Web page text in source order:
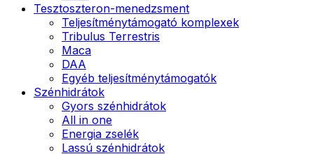
Tesztoszteron-menedzsment
Teljesítménytámogató komplexek
Tribulus Terrestris
Maca
DAA
Egyéb teljesítménytámogatók
Szénhidrátok
Gyors szénhidrátok
All in one
Energia zselék
Lassú szénhidrátok